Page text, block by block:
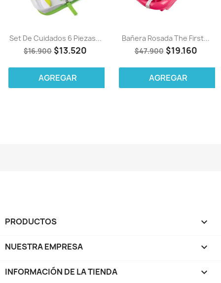
Set De Cuidados 6 Piezas...
$16.900 $13.520
AGREGAR
Bañera Rosada The First...
$47.900 $19.160
AGREGAR
PRODUCTOS 
NUESTRA EMPRESA 
INFORMACIÓN DE LA TIENDA keyboard_arrow_down